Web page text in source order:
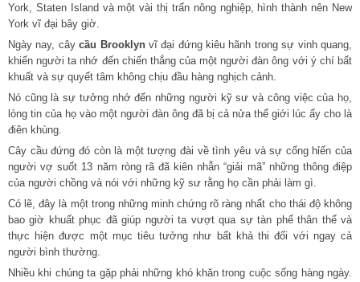
York, Staten Island và một vài thị trấn nông nghiệp, hình thành nên New
York vĩ đại bây giờ.
Ngày nay, câycầu Brooklynvĩ đại đứng kiêu hãnh trong sự vinh quang,
khiến người ta nhớ đến chiến thắng của một người đàn ông với ý chí bất
khuất và sự quyết tâm không chịu đầu hàng nghịch cảnh.
Nó cũng là sự tưởng nhớ đến những người kỹ sư và công việc của họ,
lòng tin của họ vào một người đàn ông đã bị cả nửa thế giới lúc ấy cho là
điên khùng.
Cây cầu đứng đó còn là một tượng đài về tình yêu và sự cống hỉến của
người vợ suốt 13 năm ròng rã đã kiên nhẫn “giải mã” những thông điệp
của người chồng và nói với những kỹ sư rằng họ cần phải làm gì.
Có lẽ, đây là một trong những minh chứng rõ ràng nhất cho thái độ không
bao giờ khuất phục đã giúp người ta vượt qua sự tàn phế thân thể và
thực hiện được một mục tiêu tưởng như bất khả thi đối với ngay cả
người bình thường.
Nhiều khi chúng ta gặp phải những khó khăn trong cuộc sống hàng ngày.